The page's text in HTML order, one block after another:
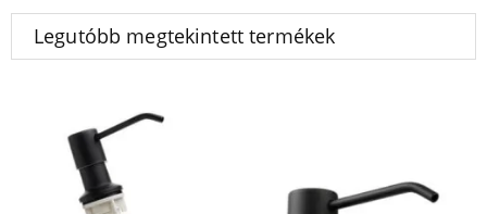
Legutóbb megtekintett termékek